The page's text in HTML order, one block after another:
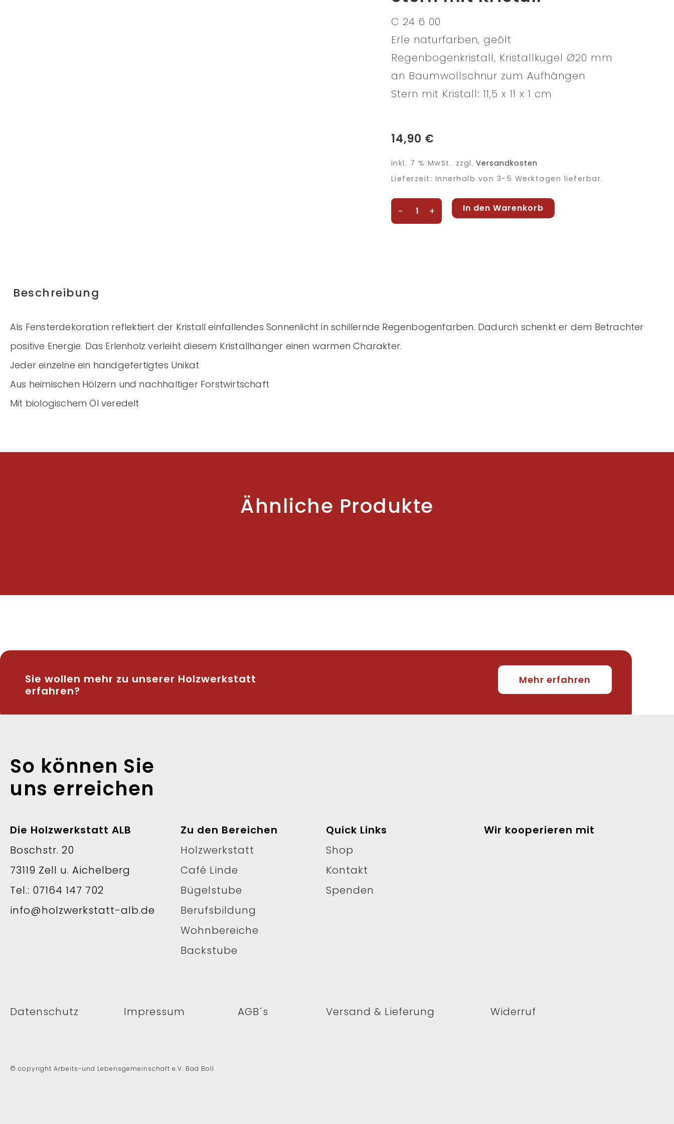
C 24 6 00
Erle naturfarben, geölt
Regenbogenkristall, Kristallkugel Ø20 mm
an Baumwollschnur zum Aufhängen
Stern mit Kristall: 11,5 x 11 x 1 cm
14,90 €
inkl. 7 % MwSt. zzgl.Versandkosten
Lieferzeit: Innerhalb von 3-5 Werktagen lieferbar.
-
Stern
+ In den Warenkorb
Beschreibung
Als Fensterdekoration reflektiert der Kristall einfallendes Sonnenlicht in schillernde Regenbogenfarben. Dadurch schenkt er dem Betrachter
positive Energie. Das Erlenholz verleiht diesem Kristallhänger einen warmen Charakter.
Jeder einzelne ein handgefertigtes Unikat
Aus heimischen Hölzern und nachhaltiger Forstwirtschaft
Mit biologischem Öl veredelt
Ähnliche Produkte
Sie wollen mehr zu unserer Holzwerkstatt
erfahren?
Mehr erfahren
So können Sie
uns erreichen
Die Holzwerkstatt ALB
Boschstr. 20
73119 Zell u. Aichelberg
Tel.: 07164 147 702
info@holzwerkstatt-alb.de
Zu den Bereichen
Holzwerkstatt
Café Linde
Bügelstube
Berufsbildung
Wohnbereiche
Backstube
Quick Links
Shop
Kontakt
Spenden
Wir kooperieren mit
Datenschutz Impressum AGB´s Versand & Lieferung Widerruf
© copyright Arbeits-und Lebensgemeinschaft e.V. Bad Boll